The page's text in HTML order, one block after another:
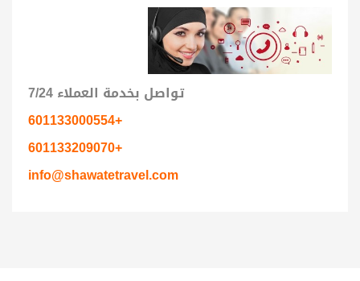
تواصل بخدمة العملاء 7/24
info@shawatetravel.com